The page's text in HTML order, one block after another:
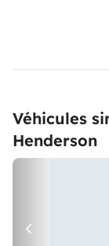
Véhicules
Henderson